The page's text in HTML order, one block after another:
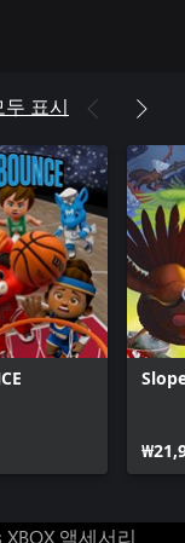
두 표시
XBOX 액세서리